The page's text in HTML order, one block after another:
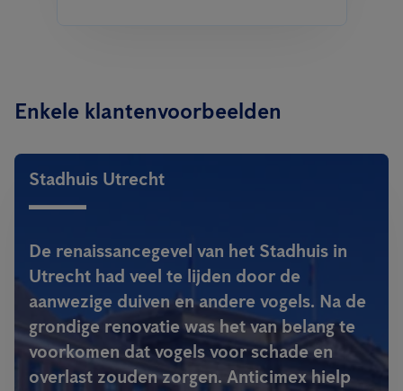
Enkele klantenvoorbeelden
Stadhuis Utrecht
De renaissancegevel van het Stadhuis in
Utrecht had veel te lijden door de
aanwezige duiven en andere vogels. Na de
grondige renovatie was het van belang te
voorkomen dat vogels voor schade en
overlast zouden zorgen. Anticimex hielp